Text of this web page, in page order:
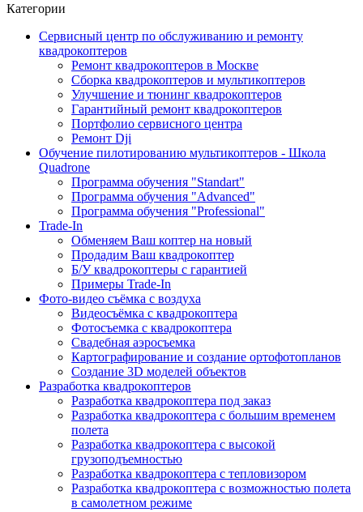
Категории
Сервисный центр по обслуживанию и ремонту
квадрокоптеров
Ремонт квадрокоптеров в Москве
Сборка квадрокоптеров и мультикоптеров
Улучшение и тюнинг квадрокоптеров
Гарантийный ремонт квадрокоптеров
Портфолио сервисного центра
Ремонт Dji
Обучение пилотированию мультикоптеров - Школа
Quadrone
Программа обучения "Standart"
Программа обучения "Advanced"
Программа обучения "Professional"
Trade-In
Обменяем Ваш коптер на новый
Продадим Ваш квадрокоптер
Б/У квадрокоптеры с гарантией
Примеры Trade-In
Фото-видео съёмка с воздуха
Видеосъёмка с квадрокоптера
Фотосъемка с квадрокоптера
Свадебная аэросъемка
Картографирование и создание ортофотопланов
Создание 3D моделей объектов
Разработка квадрокоптеров
Разработка квадрокоптера под заказ
Разработка квадрокоптера с большим временем
полета
Разработка квадрокоптера с высокой
грузоподъемностью
Разработка квадрокоптера с тепловизором
Разработка квадрокоптера с возможностью полета
в самолетном режиме